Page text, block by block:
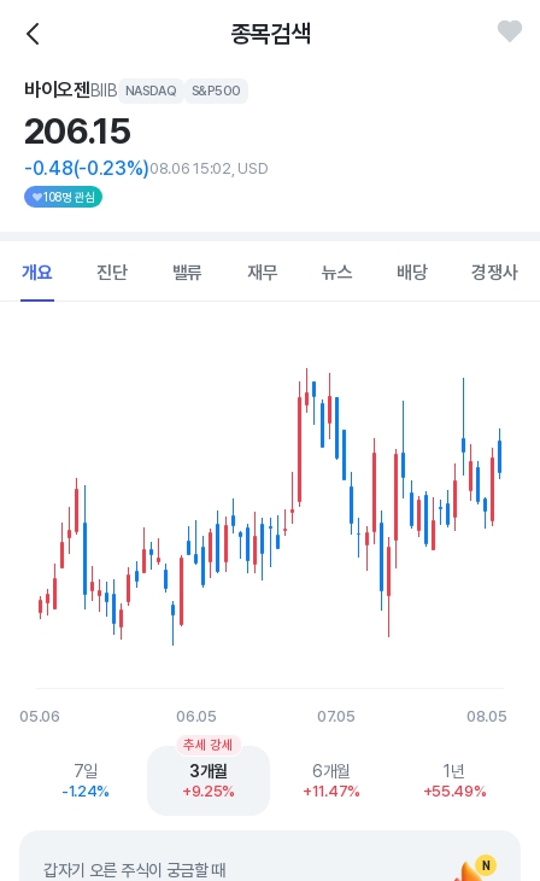
종목검색
바이오젠BIIB NASDAQ S&P500
206.15
-0.48(-0.23%)08.06 15:02, USD
108명 관심
개요 진단 밸류 재무 뉴스 배당 경쟁사
The chart has 1 X axis displaying Time. Data ranges from
The chart has 1 Y axis displaying values. Data ranges from
05.06 06.05 07.05 08.05
End of interactive chart.
7일
-1.24%
3개월
+9.25%
추세 강세
6개월
+11.47%
1년
+55.49%
N
갑자기 오른 주식이 궁금할 때